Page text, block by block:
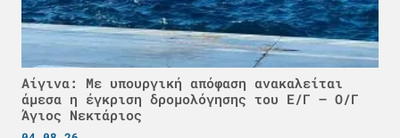
Αίγινα: Με υπουργική απόφαση ανακαλείται
άμεσα η έγκριση δρομολόγησης του Ε/Γ – Ο/Γ
Άγιος Νεκτάριος